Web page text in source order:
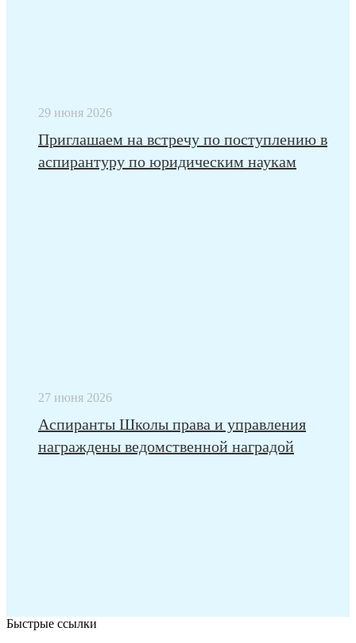
29 июня 2026
Приглашаем на встречу по поступлению в
аспирантуру по юридическим наукам
27 июня 2026
Аспиранты Школы права и управления
награждены ведомственной наградой
Быстрые ссылки